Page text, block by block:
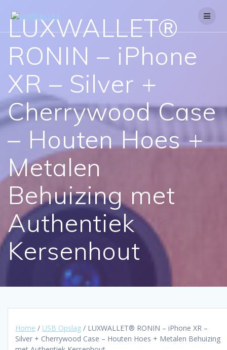
LUXWALLET®
RONIN – iPhone
XR – Silver +
Cherrywood Case
– Houten Hoes +
Metalen
Behuizing met
Authentiek
Kersenhout
Home / USB Opslag / LUXWALLET® RONIN – iPhone XR –
Silver + Cherrywood Case – Houten Hoes + Metalen Behuizing